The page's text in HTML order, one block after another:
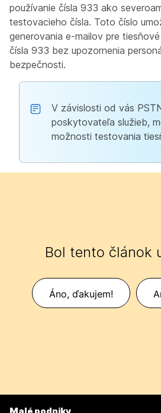
používanie čísla 933 ako
testovacieho čísla. Toto číslo
generovania e-mailov pre
čísla 933 bez upozornenia
bezpečnosti.
V závislosti od vás
poskytovateľa služieb,
možnosti testovania
Bol tento článok
Áno, ďakujem!